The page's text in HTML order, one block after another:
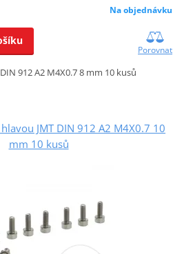
Na objednávku
Porovnat
912 A2 M4X0.7 8 mm 10 kusů
JMT DIN 912 A2 M4X0.7 10
mm 10 kusů